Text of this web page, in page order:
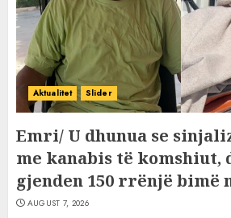
Aktualitet Slider
Emri/ U dhunua se
me kanabis të komshiut,
gjenden 150 rrënjë bimë
AUGUST 7, 2026